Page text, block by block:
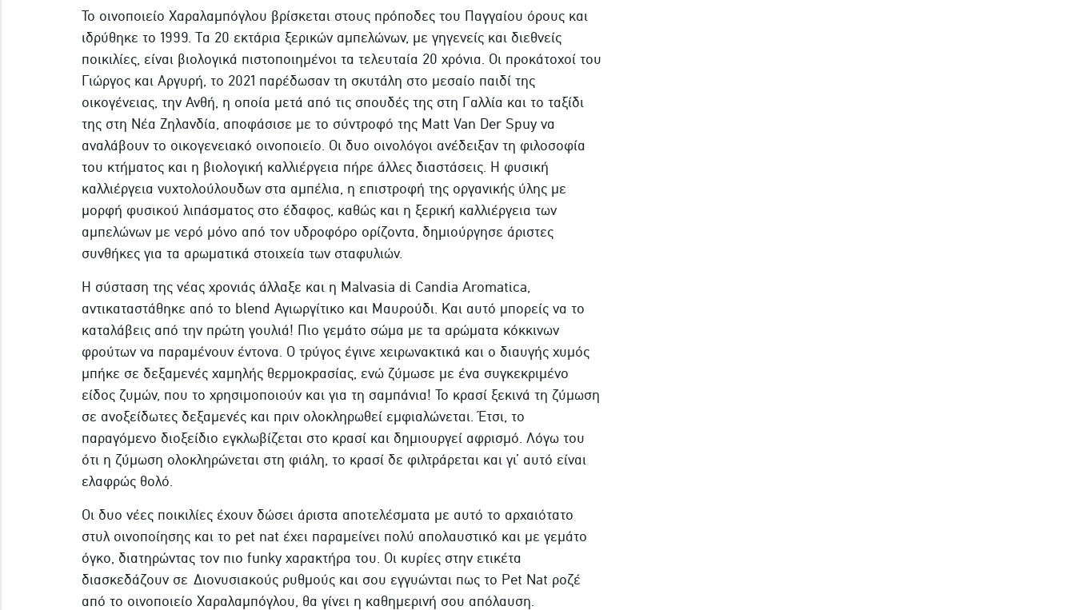
Το οινοποιείο Χαραλαμπόγλου βρίσκεται στους πρόποδες του Παγγαίου όρους και
ιδρύθηκε το 1999. Τα 20 εκτάρια ξερικών αμπελώνων, με γηγενείς και διεθνείς
ποικιλίες, είναι βιολογικά πιστοποιημένοι τα τελευταία 20 χρόνια. Οι προκάτοχοί του
Γιώργος και Αργυρή, το 2021 παρέδωσαν τη σκυτάλη στο μεσαίο παιδί της
οικογένειας, την Ανθή, η οποία μετά από τις σπουδές της στη Γαλλία και το ταξίδι
της στη Νέα Ζηλανδία, αποφάσισε με το σύντροφό της Matt Van Der Spuy να
αναλάβουν το οικογενειακό οινοποιείο. Οι δυο οινολόγοι ανέδειξαν τη φιλοσοφία
του κτήματος και η βιολογική καλλιέργεια πήρε άλλες διαστάσεις. Η φυσική
καλλιέργεια νυχτολούλουδων στα αμπέλια, η επιστροφή της οργανικής ύλης με
μορφή φυσικού λιπάσματος στο έδαφος, καθώς και η ξερική καλλιέργεια των
αμπελώνων με νερό μόνο από τον υδροφόρο ορίζοντα, δημιούργησε άριστες
συνθήκες για τα αρωματικά στοιχεία των σταφυλιών.
Η σύσταση της νέας χρονιάς άλλαξε και η Malvasia di Candia Aromatica,
αντικαταστάθηκε από το blend Αγιωργίτικο και Μαυρούδι. Και αυτό μπορείς να το
καταλάβεις από την πρώτη γουλιά! Πιο γεμάτο σώμα με τα αρώματα κόκκινων
φρούτων να παραμένουν έντονα. Ο τρύγος έγινε χειρωνακτικά και ο διαυγής χυμός
μπήκε σε δεξαμενές χαμηλής θερμοκρασίας, ενώ ζύμωσε με ένα συγκεκριμένο
είδος ζυμών, που το χρησιμοποιούν και για τη σαμπάνια! Το κρασί ξεκινά τη ζύμωση
σε ανοξείδωτες δεξαμενές και πριν ολοκληρωθεί εμφιαλώνεται. Έτσι, το
παραγόμενο διοξείδιο εγκλωβίζεται στο κρασί και δημιουργεί αφρισμό. Λόγω του
ότι η ζύμωση ολοκληρώνεται στη φιάλη, το κρασί δε φιλτράρεται και γι’ αυτό είναι
ελαφρώς θολό.
Οι δυο νέες ποικιλίες έχουν δώσει άριστα αποτελέσματα με αυτό το αρχαιότατο
στυλ οινοποίησης και το pet nat έχει παραμείνει πολύ απολαυστικό και με γεμάτο
όγκο, διατηρώντας τον πιο funky χαρακτήρα του. Οι κυρίες στην ετικέτα
διασκεδάζουν σε Διονυσιακούς ρυθμούς και σου εγγυώνται πως το Pet Nat ροζέ
από το οινοποιείο Χαραλαμπόγλου, θα γίνει η καθημερινή σου απόλαυση.